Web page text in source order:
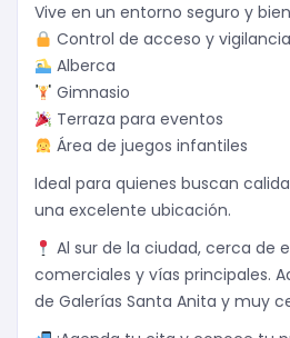
Vive en un entorno seguro y
Control de acceso y
Alberca
Gimnasio
Terraza para eventos
Área de juegos infantiles
Ideal para quienes buscan
una excelente ubicación.
Al sur de la ciudad, cerca de
comerciales y vías principales.
de Galerías Santa Anita y muy